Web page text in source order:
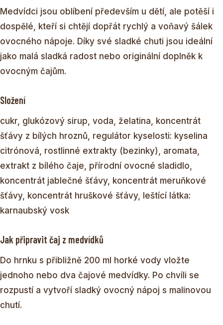
Medvídci jsou oblíbení především u dětí, ale potěší i
dospělé, kteří si chtějí dopřát rychlý a voňavý šálek
ovocného nápoje. Díky své sladké chuti jsou ideální
jako malá sladká radost nebo originální doplněk k
ovocným čajům.
Složení
cukr, glukózový sirup, voda, želatina, koncentrát
šťávy z bílých hroznů, regulátor kyselosti: kyselina
citrónová, rostlinné extrakty (bezinky), aromata,
extrakt z bílého čaje, přírodní ovocné sladidlo,
koncentrát jablečné šťávy, koncentrát meruňkové
šťávy, koncentrát hruškové šťávy, leštící látka:
karnaubský vosk
Jak připravit čaj z medvídků
Do hrnku s přibližně 200 ml horké vody vložte
jednoho nebo dva čajové medvídky. Po chvíli se
rozpustí a vytvoří sladký ovocný nápoj s malinovou
chutí.